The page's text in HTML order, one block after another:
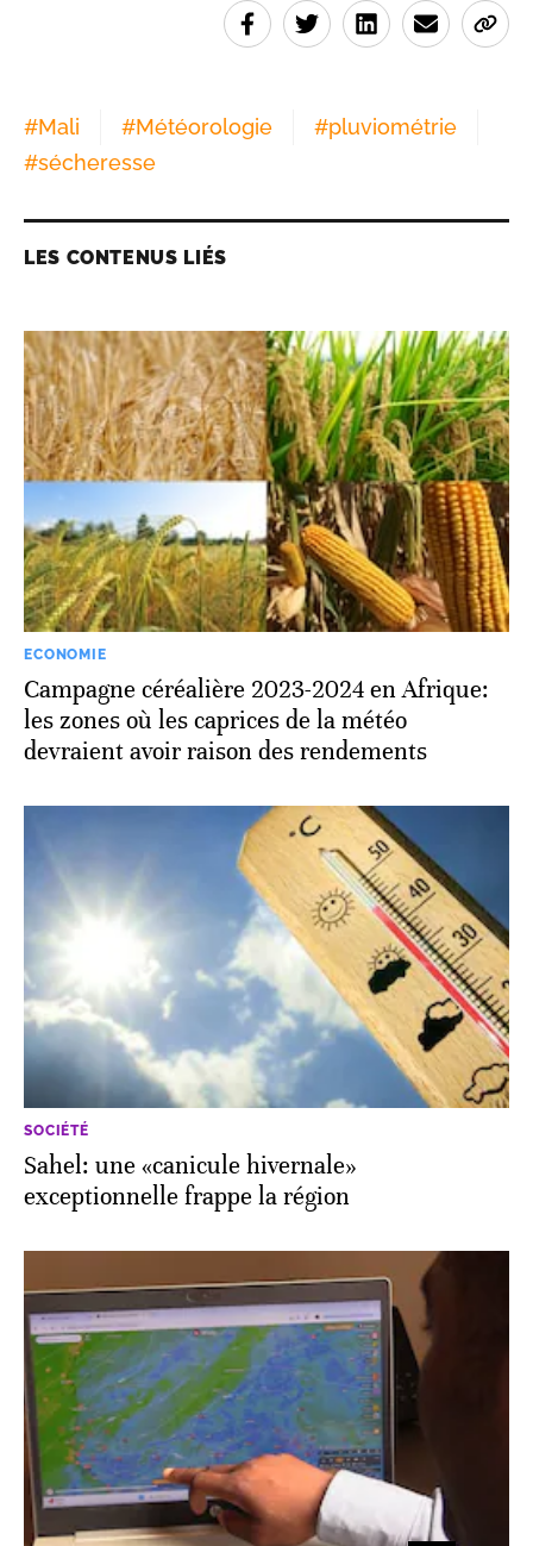
#Mali #Météorologie #pluviométrie
#sécheresse
LES CONTENUS LIÉS
ECONOMIE
Campagne céréalière 2023-2024 en Afrique:
les zones où les caprices de la météo
devraient avoir raison des rendements
SOCIÉTÉ
Sahel: une «canicule hivernale»
exceptionnelle frappe la région